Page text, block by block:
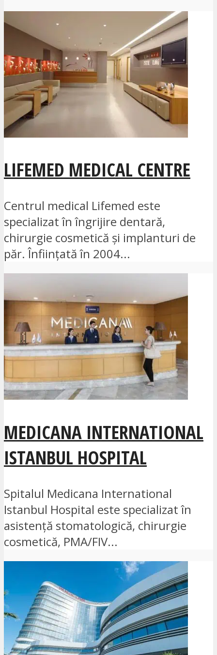
LIFEMED MEDICAL CENTRE
Centrul medical Lifemed este
specializat în îngrijire dentară,
chirurgie cosmetică și implanturi de
păr. Înființată în 2004...
MEDICANA INTERNATIONAL
ISTANBUL HOSPITAL
Spitalul Medicana International
Istanbul Hospital este specializat în
asistență stomatologică, chirurgie
cosmetică, PMA/FIV...